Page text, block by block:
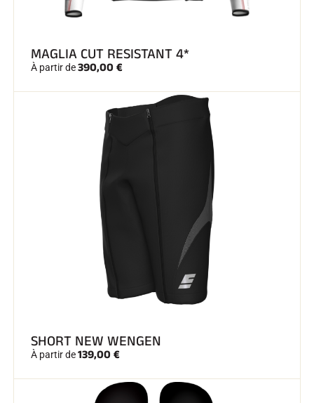
SKI DE FOND
MAGLIA CUT RESISTANT 4*
À partir de390,00 €
SHORT NEW WENGEN
À partir de139,00 €